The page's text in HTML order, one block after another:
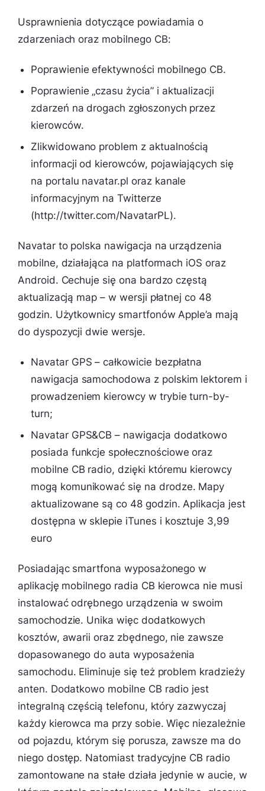
Usprawnienia dotyczące powiadamia o
zdarzeniach oraz mobilnego CB:
Poprawienie efektywności mobilnego CB.
Poprawienie „czasu życia” i aktualizacji
zdarzeń na drogach zgłoszonych przez
kierowców.
Zlikwidowano problem z aktualnością
informacji od kierowców, pojawiających się
na portalu navatar.pl oraz kanale
informacyjnym na Twitterze
(http://twitter.com/NavatarPL).
Navatar to polska nawigacja na urządzenia
mobilne, działająca na platformach iOS oraz
Android. Cechuje się ona bardzo częstą
aktualizacją map – w wersji płatnej co 48
godzin. Użytkownicy smartfonów Apple’a mają
do dyspozycji dwie wersje.
Navatar GPS – całkowicie bezpłatna
nawigacja samochodowa z polskim lektorem i
prowadzeniem kierowcy w trybie turn-by-
turn;
Navatar GPS&CB – nawigacja dodatkowo
posiada funkcje społecznościowe oraz
mobilne CB radio, dzięki któremu kierowcy
mogą komunikować się na drodze. Mapy
aktualizowane są co 48 godzin. Aplikacja jest
dostępna w sklepie iTunes i kosztuje 3,99
euro
Posiadając smartfona wyposażonego w
aplikację mobilnego radia CB kierowca nie musi
instalować odrębnego urządzenia w swoim
samochodzie. Unika więc dodatkowych
kosztów, awarii oraz zbędnego, nie zawsze
dopasowanego do auta wyposażenia
samochodu. Eliminuje się też problem kradzieży
anten. Dodatkowo mobilne CB radio jest
integralną częścią telefonu, który zazwyczaj
każdy kierowca ma przy sobie. Więc niezależnie
od pojazdu, którym się porusza, zawsze ma do
niego dostęp. Natomiast tradycyjne CB radio
zamontowane na stałe działa jedynie w aucie, w